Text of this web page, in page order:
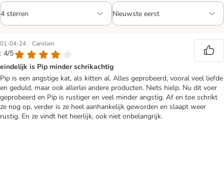
01-04-24 | Carolien
: 4/5
eindelijk is Pip minder schrikachtig
Pip is een angstige kat, als kitten al. Alles geprobeerd, vooral veel liefde
en geduld, maar ook allerlei andere producten. Niets hielp. Nu dit voer
geprobeerd en Pip is rustiger en veel minder angstig. Af en toe schrikt
ze nog op, verder is ze heel aanhankelijk geworden en slaapt weer
rustig. En ze vindt het heerlijk, ook niet onbelangrijk.